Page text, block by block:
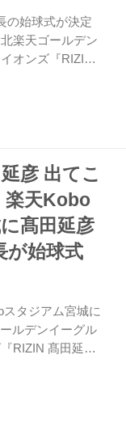
メッセージが届
の始球式が決定
楽天ゴールデン
オンズ『RIZIN
定。 試合前の選
り上げる。髙田
トークショーも
髙田延彦 出て
、アプリ
れる。 日程
武ライオンズ戦
内容 ...
彦 出てこ
楽天Kobo
髙田延彦
が始球式
タジアム宮城に
ルデンイーグル
RIZIN 髙田延彦
した。当日は、
ベン れ～べ～ス